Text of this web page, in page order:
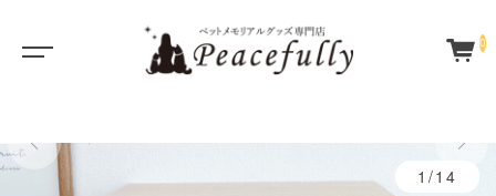
0
1/14